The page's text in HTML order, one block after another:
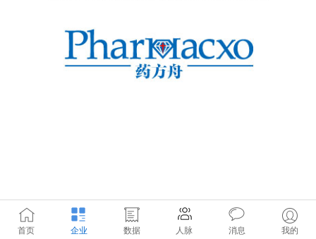
首页 企业 数据 人脉 消息 我的